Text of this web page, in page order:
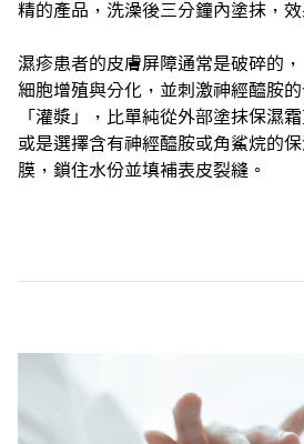
精的產品，洗澡後三分鐘內塗抹，效
濕疹患者的皮膚屏障通常是破碎的
細胞增殖與分化，並刺激神經醯胺
「灌漿」，比單純從外部塗抹保濕
或是選擇含有神經醯胺或角鯊烷的
膜，鎖住水份並填補表皮裂縫。